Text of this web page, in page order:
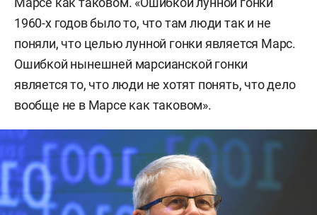
1960-х годов было то, что там люди так и не
поняли, что целью лунной гонки является Марс.
Ошибкой нынешней марсианской гонки
является то, что люди не хотят понять, что дело
вообще не в Марсе как таковом».